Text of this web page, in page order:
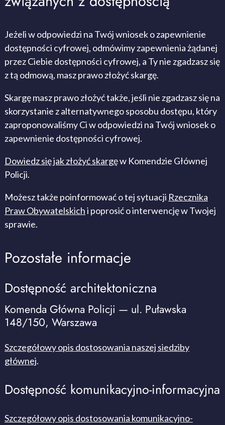
Jeżeli w odpowiedzi na Twój wniosek o zapewnienie
dostępności cyfrowej, odmówimy zapewnienia żądanej
przez Ciebie dostępności cyfrowej, a Ty nie zgadzasz się
z tą odmową, masz prawo złożyć skargę.
Skargę masz prawo złożyć także, jeśli nie zgadzasz się na
skorzystanie z alternatywnego sposobu dostępu, który
zaproponowaliśmy Ci w odpowiedzi na Twój wniosek o
zapewnienie dostępności cyfrowej.
Dowiedz się jak złożyć skargęw Komendzie Głównej
Policji.
Możesz także poinformować o tej sytuacji Rzecznika
Praw Obywatelskichi poprosić o interwencję w Twojej
sprawie.
Pozostałe informacje
Dostępność architektoniczna
Komenda Główna Policji — ul. Puławska
148/150, Warszawa
Szczegółowy opis dostosowania naszej siedziby
głównej.
Dostępność komunikacyjno-informacyjna
Szczegółowy opis dostosowania komunikacyjno-